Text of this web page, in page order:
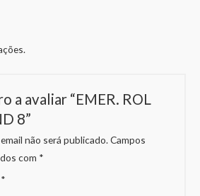
a avaliar “EMER. ROL
8”
não será publicado. Campos
com *
*